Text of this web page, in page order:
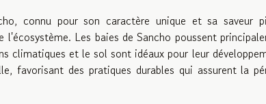
connu pour son caractère unique et sa saveur
l'écosystème. Les baies de Sancho poussent
climatiques et le sol sont idéaux pour leur
favorisant des pratiques durables qui assurent la